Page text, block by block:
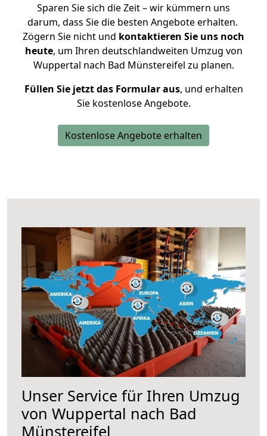
Sparen Sie sich die Zeit – wir kümmern uns
darum, dass Sie die besten Angebote erhalten.
Zögern Sie nicht und kontaktieren Sie uns noch
heute, um Ihren deutschlandweiten Umzug von
Wuppertal nach Bad Münstereifel zu planen.
Füllen Sie jetzt das Formular aus, und erhalten
Sie kostenlose Angebote.
Kostenlose Angebote erhalten
Unser Service für Ihren Umzug
von Wuppertal nach Bad
Münstereifel